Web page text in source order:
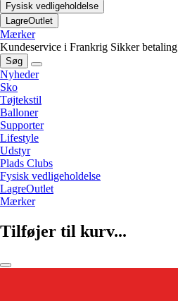
Fysisk vedligeholdelse
LagreOutlet
Mærker
Kundeservice i Frankrig Sikker betaling
Søg
Nyheder
Sko
Tøjtekstil
Balloner
Supporter
Lifestyle
Udstyr
Plads Clubs
Fysisk vedligeholdelse
LagreOutlet
Mærker
Tilføjer til kurv...